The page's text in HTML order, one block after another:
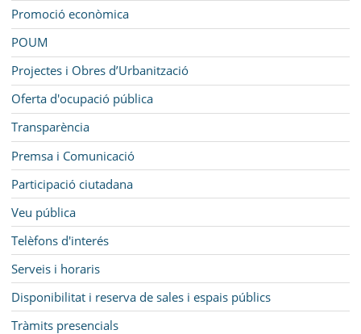
Promoció econòmica
POUM
Projectes i Obres d’Urbanització
Oferta d'ocupació pública
Transparència
Premsa i Comunicació
Participació ciutadana
Veu pública
Telèfons d'interés
Serveis i horaris
Disponibilitat i reserva de sales i espais públics
Tràmits presencials